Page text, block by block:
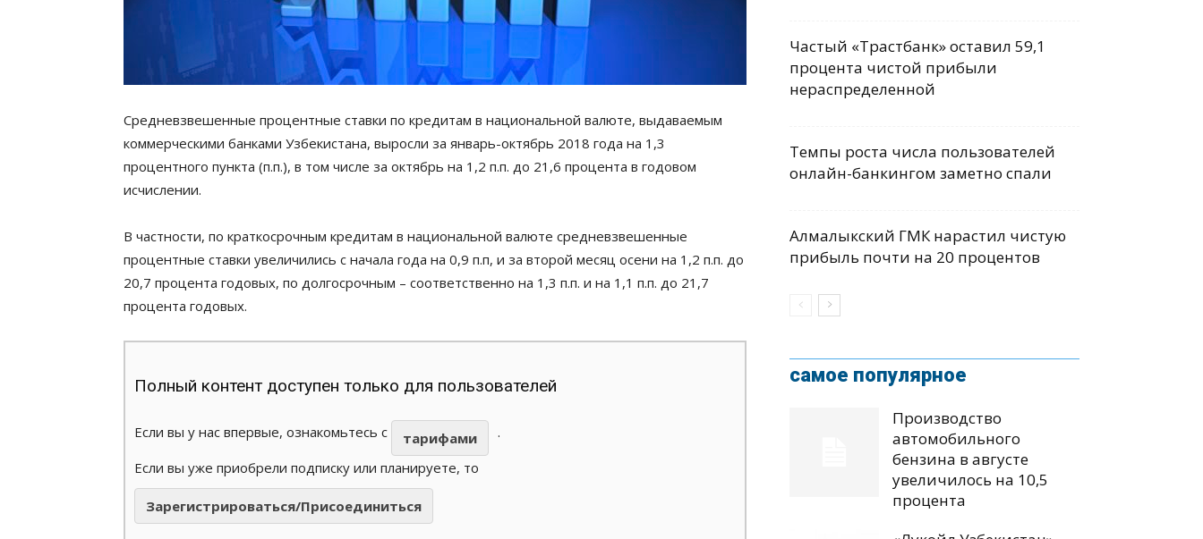
Средневзвешенные процентные ставки по кредитам в национальной валюте, выдаваемым
коммерческими банками Узбекистана, выросли за январь-октябрь 2018 года на 1,3
процентного пункта (п.п.), в том числе за октябрь на 1,2 п.п. до 21,6 процента в годовом
исчислении.
В частности, по краткосрочным кредитам в национальной валюте средневзвешенные
процентные ставки увеличились с начала года на 0,9 п.п, и за второй месяц осени на 1,2 п.п. до
20,7 процента годовых, по долгосрочным – соответственно на 1,3 п.п. и на 1,1 п.п. до 21,7
процента годовых.
Полный контент доступен только для пользователей
Если вы у нас впервые, ознакомьтесь с тарифами
.
Если вы уже приобрели подписку или планируете, то
Зарегистрироваться/Присоединиться
Частый «Трастбанк» оставил 59,1
процента чистой прибыли
нераспределенной
Темпы роста числа пользователей
онлайн-банкингом заметно спали
Алмалыкский ГМК нарастил чистую
прибыль почти на 20 процентов
самое популярное
Производство
автомобильного
бензина в августе
увеличилось на 10,5
процента